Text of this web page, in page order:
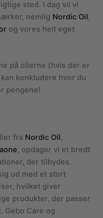
sted. I dag vil vi
nemlig Nordic Oil
og vores helt eget
på olierne (hvis der er
konkludere hvor du
pengene!
fra Nordic Oil,
, opdager vi et bredt
der tilbydes.
ud med et stort
hvilket giver
produkter, der passer
Gebo Care og